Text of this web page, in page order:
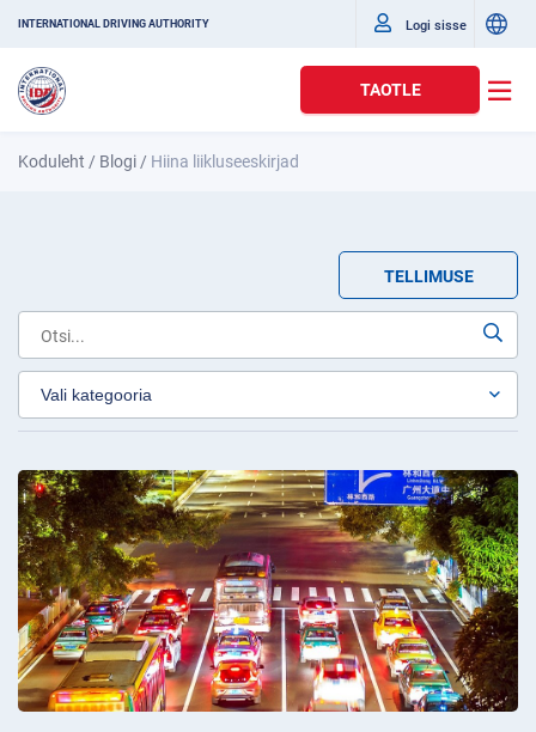
INTERNATIONAL DRIVING AUTHORITY Logi sisse
TAOTLE
Koduleht / Blogi / Hiina liikluseeskirjad
TELLIMUSE